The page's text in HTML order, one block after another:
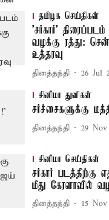
தமிழக செய்திகள்
'சர்கார்'
வழக்கு ரத்து:
உத்தரவு
தினத்தந்தி 26 Jul
சினிமா துளிகள்
சர்ச்சைகளுக்கு
தினத்தந்தி 29 Nov
சினிமா செய்திகள்
சர்கார் படத்திற்கு
மீது கேரளாவில்
தினத்தந்தி 15 Nov